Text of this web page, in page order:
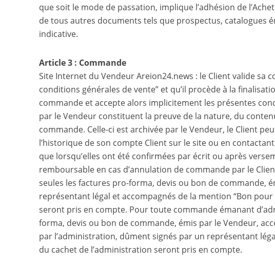
que soit le mode de passation, implique l’adhésion de
de tous autres documents tels que prospectus, catalogues
indicative.
Article 3 : Commande
Site Internet du Vendeur Areion24​.news : le Client valide sa
conditions générales de vente” et qu’il procède à la
commande et accepte alors implicitement les présentes
par le Vendeur constituent la preuve de la nature, du
commande. Celle-ci est archivée par le Vendeur, le Client
l’historique de son compte Client sur le site ou en
que lorsqu’elles ont été confirmées par écrit ou après
remboursable en cas d’annulation de commande par le
seules les factures pro-forma, devis ou bon de commande,
représentant légal et accompagnés de la mention “Bon
seront pris en compte. Pour toute commande émanant
forma, devis ou bon de commande, émis par le Vendeur,
par l’administration, dûment signés par un représentant
du cachet de l’administration seront pris en compte.